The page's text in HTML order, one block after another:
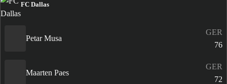
FC Dallas
Petar Musa
GER
76
Maarten Paes
GER
72